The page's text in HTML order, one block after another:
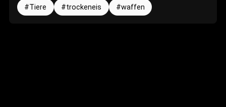
Tiere
trockeneis waffen